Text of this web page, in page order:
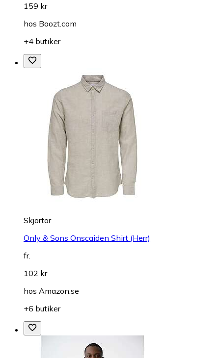
159 kr
hos Boozt.com
+4 butiker
Skjortor
Only & Sons Onscaiden Shirt (Herr)
fr.
102 kr
hos Amazon.se
+6 butiker